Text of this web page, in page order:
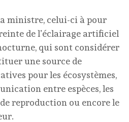
ministre, celui-ci à pour
de l’éclairage artificiel
qui sont considérer
une source de
pour les écosystèmes,
entre espèces, les
reproduction ou encore le